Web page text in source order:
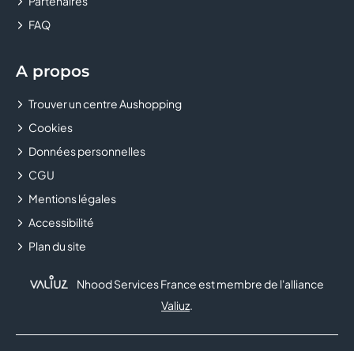
FAQ
A propos
Trouver un centre Aushopping
Cookies
Données personnelles
CGU
Mentions légales
Accessibilité
Plan du site
Nhood Services France est membre de l'alliance
Valiuz.